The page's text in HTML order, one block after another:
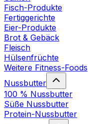
Fisch-Produkte
Fertiggerichte
Eier-Produkte
Brot & Gebäck
Fleisch
Hülsenfrüchte
Weitere Fitness-Foods
Nussbutter
100 % Nussbutter
Süße Nussbutter
Protein-Nussbutter